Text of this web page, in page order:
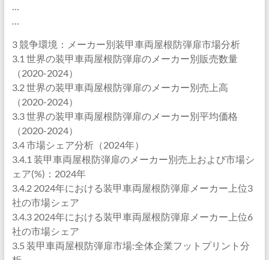
…
…
3 競争環境：メーカー別装甲車両屋根防弾扉市場分析
3.1 世界の装甲車両屋根防弾扉のメーカー別販売数量
（2020-2024）
3.2 世界の装甲車両屋根防弾扉のメーカー別売上高
（2020-2024）
3.3 世界の装甲車両屋根防弾扉のメーカー別平均価格
（2020-2024）
3.4 市場シェア分析（2024年）
3.4.1 装甲車両屋根防弾扉のメーカー別売上および市場シ
ェア(%)：2024年
3.4.2 2024年における装甲車両屋根防弾扉メーカー上位3
社の市場シェア
3.4.3 2024年における装甲車両屋根防弾扉メーカー上位6
社の市場シェア
3.5 装甲車両屋根防弾扉市場:全体企業フットプリント分